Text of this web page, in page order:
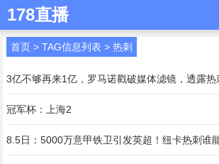
178直播
首页> TAG信息列表 > 热刺
3亿不够再来1亿，罗马诺戳破媒体滤镜，透露
冠军杯：上海2
8.5日：5000万意甲铁卫引发英超！纽卡热刺谁